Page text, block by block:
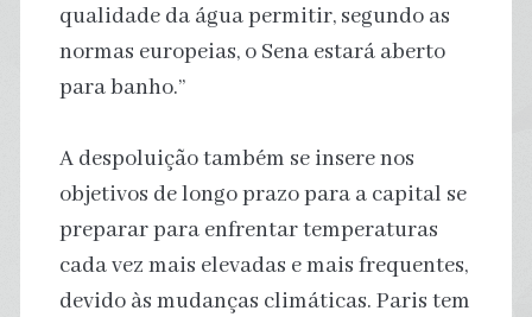
qualidade da água permitir, segundo as
normas europeias, o Sena estará aberto
para banho.”
A despoluição também se insere nos
objetivos de longo prazo para a capital se
preparar para enfrentar temperaturas
cada vez mais elevadas e mais frequentes,
devido às mudanças climáticas. Paris tem